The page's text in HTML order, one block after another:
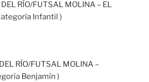
RÍO/FUTSAL MOLINA – EL
Infantil )
RÍO/FUTSAL MOLINA –
Benjamín )